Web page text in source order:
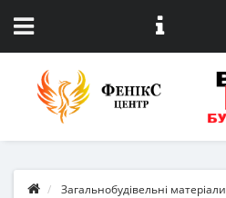
Загальнобудівельні матеріали